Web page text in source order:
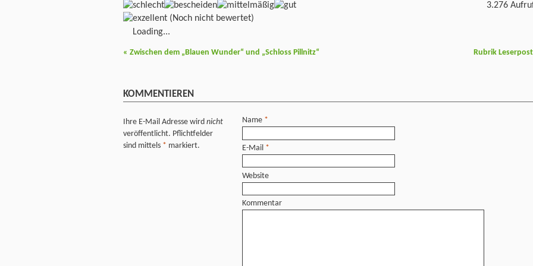
(Noch nicht bewertet)
Loading...
3.276
« Zwischen dem „Blauen Wunder“ und „Schloss Pillnitz“ Rubrik Leserpost
KOMMENTIEREN
Ihre E-Mail Adresse wird nicht
veröffentlicht. Pflichtfelder
sind mittels * markiert.
Name *
E-Mail *
Website
Kommentar